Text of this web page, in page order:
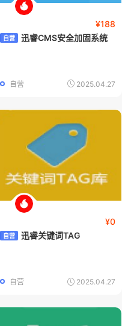
¥188
自营 迅睿CMS安全加固系统
2025.04.27
自营
¥0
自营 迅睿关键词TAG
2025.04.27
自营